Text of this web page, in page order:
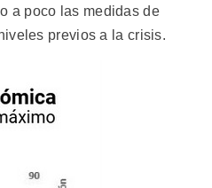
a poco las medidas de
previos a la crisis.